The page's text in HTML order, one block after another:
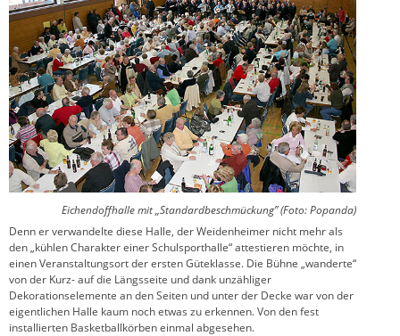
Eichendoffhalle mit „Standardbeschmückung” (Foto: Popanda)
Denn er verwandelte diese Halle, der Weidenheimer nicht mehr als
den „kühlen Charakter einer Schulsporthalle“ attestieren möchte, in
einen Veranstaltungsort der ersten Güteklasse. Die Bühne „wanderte“
von der Kurz- auf die Längsseite und dank unzähliger
Dekorationselemente an den Seiten und unter der Decke war von der
eigentlichen Halle kaum noch etwas zu erkennen. Von den fest
installierten Basketballkörben einmal abgesehen.